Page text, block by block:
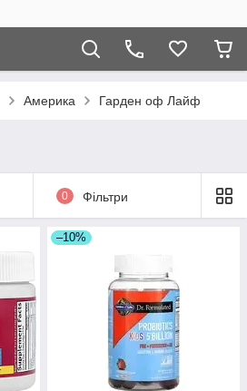
Америка Гарден оф Лайф
0 Фільтри
–10%